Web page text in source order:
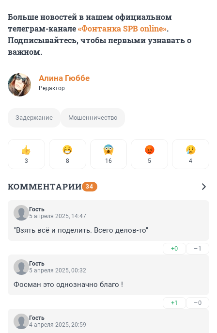
Больше новостей в нашем официальном
телеграм-канале«Фонтанка SPB online».
Подписывайтесь, чтобы первыми узнавать о
важном.
Алина Гюббе
Редактор
Задержание Мошенничество
3 8 16 5 4
КОММЕНТАРИИ 34
Гость
5 апреля 2025, 14:47
"Взять всё и поделить. Всего делов-то"
+0 –1
Гость
5 апреля 2025, 00:32
Фосман это однозначно благо !
+1 –0
Гость
4 апреля 2025, 20:59